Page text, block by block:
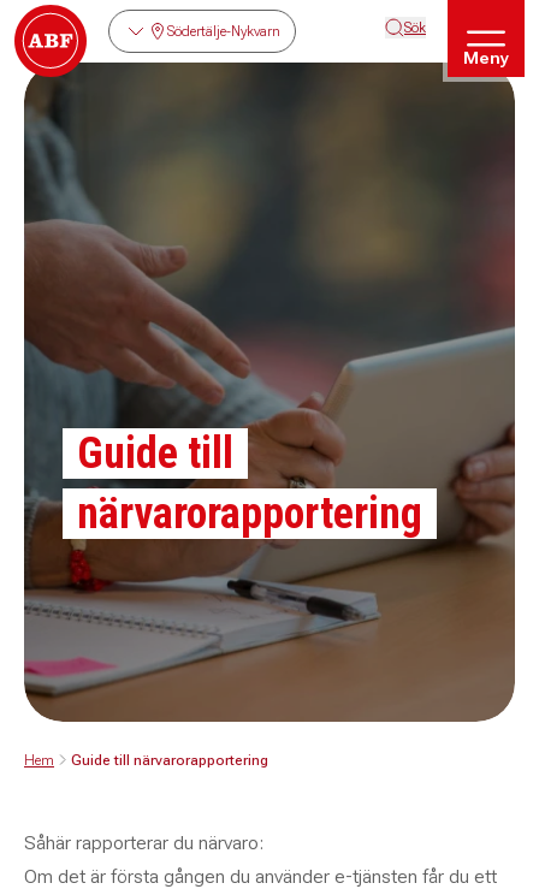
Södertälje-Nykvarn Sök
Meny
Guide till
närvarorapportering
Hem Guide till närvarorapportering
Såhär rapporterar du närvaro:
Om det är första gången du använder e-tjänsten får du ett